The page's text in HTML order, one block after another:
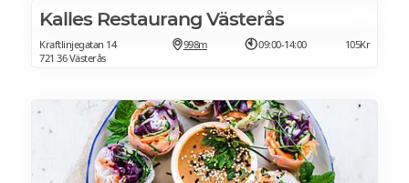
Kalles Restaurang Västerås
Kraftlinjegatan 14
721 36 Västerås
998m 09:00-14:00 105Kr